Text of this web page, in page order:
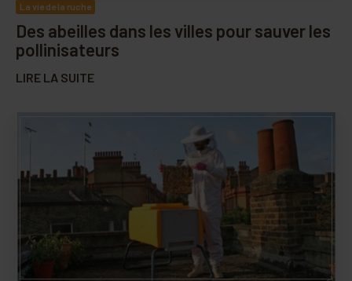
La vie de la ruche
Des abeilles dans les villes pour sauver les
pollinisateurs
LIRE LA SUITE